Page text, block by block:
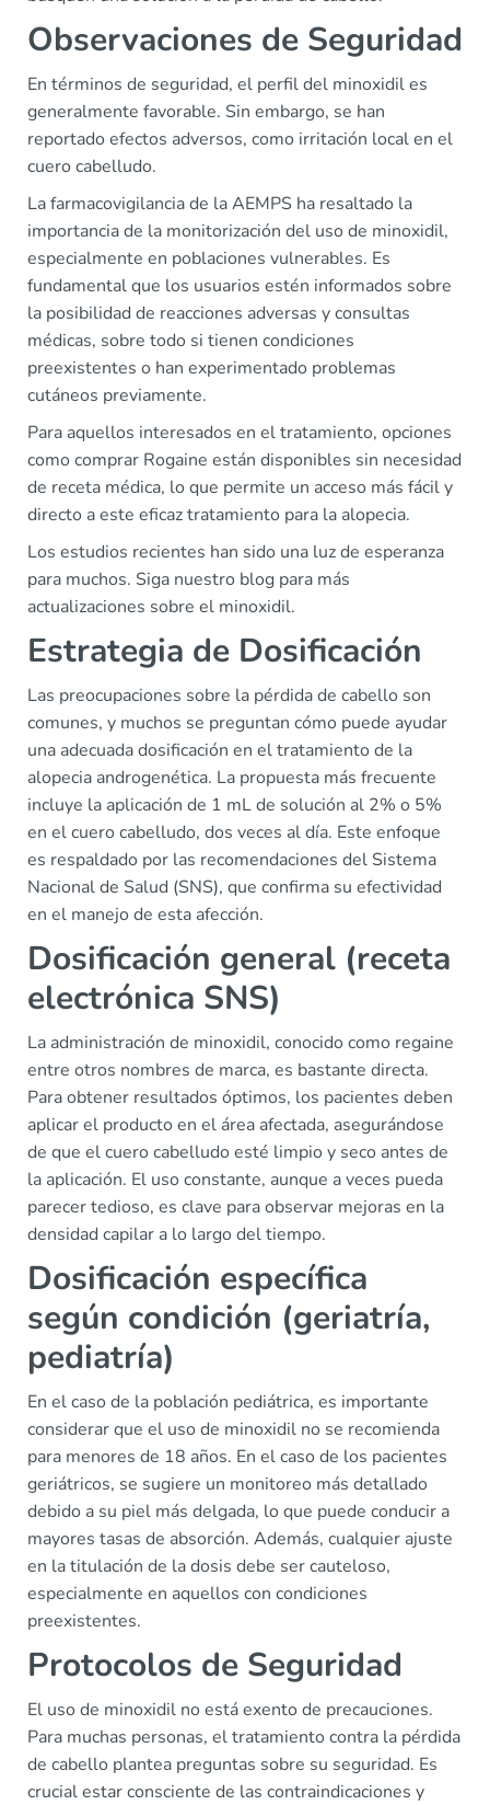
Observaciones de Seguridad
En términos de seguridad, el perfil del minoxidil es
generalmente favorable. Sin embargo, se han
reportado efectos adversos, como irritación local en el
cuero cabelludo.
La farmacovigilancia de la AEMPS ha resaltado la
importancia de la monitorización del uso de minoxidil,
especialmente en poblaciones vulnerables. Es
fundamental que los usuarios estén informados sobre
la posibilidad de reacciones adversas y consultas
médicas, sobre todo si tienen condiciones
preexistentes o han experimentado problemas
cutáneos previamente.
Para aquellos interesados en el tratamiento, opciones
como comprar Rogaine están disponibles sin necesidad
de receta médica, lo que permite un acceso más fácil y
directo a este eficaz tratamiento para la alopecia.
Los estudios recientes han sido una luz de esperanza
para muchos. Siga nuestro blog para más
actualizaciones sobre el minoxidil.
Estrategia de Dosificación
Las preocupaciones sobre la pérdida de cabello son
comunes, y muchos se preguntan cómo puede ayudar
una adecuada dosificación en el tratamiento de la
alopecia androgenética. La propuesta más frecuente
incluye la aplicación de 1 mL de solución al 2% o 5%
en el cuero cabelludo, dos veces al día. Este enfoque
es respaldado por las recomendaciones del Sistema
Nacional de Salud (SNS), que confirma su efectividad
en el manejo de esta afección.
Dosificación general (receta
electrónica SNS)
La administración de minoxidil, conocido como regaine
entre otros nombres de marca, es bastante directa.
Para obtener resultados óptimos, los pacientes deben
aplicar el producto en el área afectada, asegurándose
de que el cuero cabelludo esté limpio y seco antes de
la aplicación. El uso constante, aunque a veces pueda
parecer tedioso, es clave para observar mejoras en la
densidad capilar a lo largo del tiempo.
Dosificación específica
según condición (geriatría,
pediatría)
En el caso de la población pediátrica, es importante
considerar que el uso de minoxidil no se recomienda
para menores de 18 años. En el caso de los pacientes
geriátricos, se sugiere un monitoreo más detallado
debido a su piel más delgada, lo que puede conducir a
mayores tasas de absorción. Además, cualquier ajuste
en la titulación de la dosis debe ser cauteloso,
especialmente en aquellos con condiciones
preexistentes.
Protocolos de Seguridad
El uso de minoxidil no está exento de precauciones.
Para muchas personas, el tratamiento contra la pérdida
de cabello plantea preguntas sobre su seguridad. Es
crucial estar consciente de las contraindicaciones y